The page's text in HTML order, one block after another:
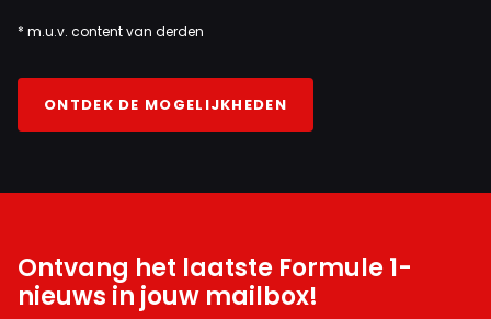
* m.u.v. content van derden
ONTDEK DE MOGELIJKHEDEN
Ontvang het laatste Formule 1-
nieuws in jouw mailbox!